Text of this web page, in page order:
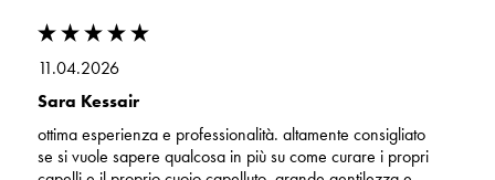
11.04.2026
Sara Kessair
ottima esperienza e professionalità. altamente consigliato
se si vuole sapere qualcosa in più su come curare i propri